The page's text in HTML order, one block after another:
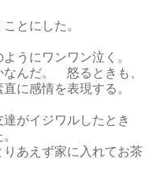
とにした。
うにワンワン泣く。
なんだ。 怒るときも、
に感情を表現する。
がイジワルしたとき
。
あえず家に入れてお茶